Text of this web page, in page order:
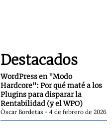
Destacados
WordPress en "Modo
Hardcore": Por qué maté a los
Plugins para disparar la
Rentabilidad (y el WPO)
Òscar Bordetas 4 de febrero de 2026